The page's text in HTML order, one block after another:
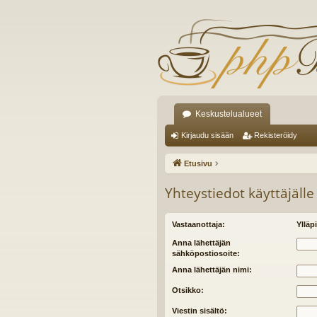
Keskustelualueet
Kirjaudu sisään Rekisteröidy
Etusivu
Yhteystiedot käyttäjälle
Vastaanottaja:
Anna lähettäjän
sähköpostiosoite:
Anna lähettäjän nimi:
Otsikko:
Viestin sisältö: